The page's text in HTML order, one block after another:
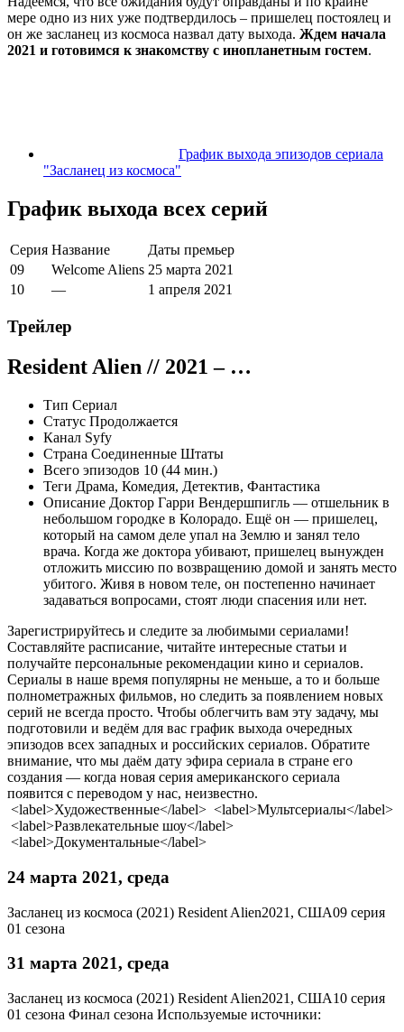
мере одно из них уже подтвердилось – пришелец постоялец и
он же засланец из космоса назвал дату выхода. Ждем начала
2021 и готовимся к знакомству с инопланетным гостем.
График выхода эпизодов сериала
"Засланец из космоса"
График выхода всех серий
Серия Название
Даты премьер
09
Welcome Aliens 25 марта 2021
10
— 1 апреля 2021
Трейлер
Resident Alien // 2021 – …
Тип Сериал
Статус Продолжается
Канал Syfy
Страна Соединенные Штаты
Всего эпизодов 10 (44 мин.)
Теги Драма, Комедия, Детектив, Фантастика
Описание Доктор Гарри Вендершпигль — отшельник в
небольшом городке в Колорадо. Ещё он — пришелец,
который на самом деле упал на Землю и занял тело
врача. Когда же доктора убивают, пришелец вынужден
отложить миссию по возвращению домой и занять место
убитого. Живя в новом теле, он постепенно начинает
задаваться вопросами, стоят люди спасения или нет.
Зарегистрируйтесь и следите за любимыми сериалами!
Составляйте расписание, читайте интересные статьи и
получайте персональные рекомендации кино и сериалов.
Сериалы в наше время популярны не меньше, а то и больше
полнометражных фильмов, но следить за появлением новых
серий не всегда просто. Чтобы облегчить вам эту задачу, мы
подготовили и ведём для вас график выхода очередных
эпизодов всех западных и российских сериалов. Обратите
внимание, что мы даём дату эфира сериала в стране его
создания — когда новая серия американского сериала
появится с переводом у нас, неизвестно.
<label>Художественные</label> <label>Мультсериалы</label>
<label>Развлекательные шоу</label>
<label>Документальные</label>
24 марта 2021, среда
Засланец из космоса (2021) Resident Alien2021, США09 серия
01 сезона
31 марта 2021, среда
Засланец из космоса (2021) Resident Alien2021, США10 серия
01 сезона Финал сезона Используемые источники: